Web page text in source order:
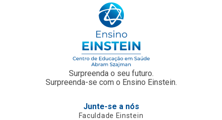
Surpreenda o seu futuro.
Surpreenda-se com o Ensino Einstein.
Junte-se a nós
Faculdade Einstein